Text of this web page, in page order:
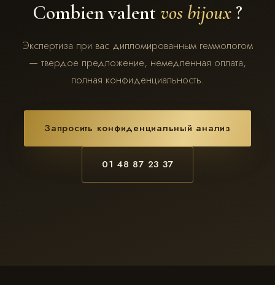
Combien valentvos bijoux ?
Экспертиза при вас дипломированным геммологом
— твердое предложение, немедленная оплата,
полная конфиденциальность.
Запросить конфиденциальный анализ
01 48 87 23 37